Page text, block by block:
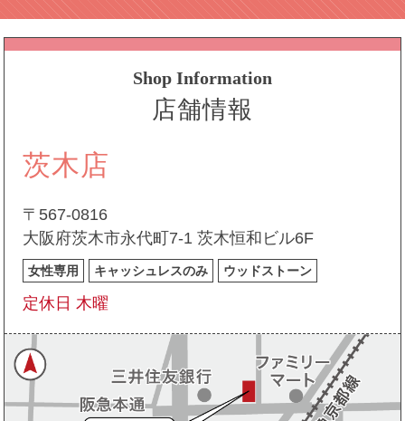
Shop Information
店舗情報
茨木店
〒567-0816
大阪府茨木市永代町7-1 茨木恒和ビル6F
女性専用 キャッシュレスのみ ウッドストーン
定休日 木曜